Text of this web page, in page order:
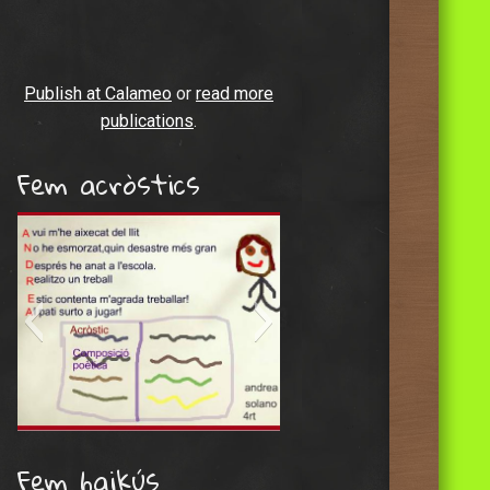
Publish at Calameo or read more
publications.
Fem acròstics